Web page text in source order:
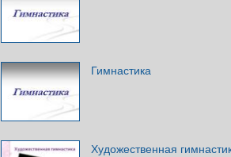
Гимнастика
Художественная